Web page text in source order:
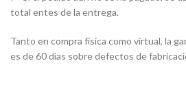
total entes de la entrega.
Tanto en compra física como virtual, la
es de 60 días sobre defectos de